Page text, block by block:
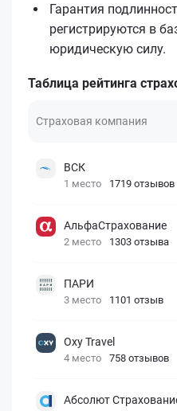
Гарантия
регистрируются в
юридическую силу.
Таблица рейтинга
Страховая компания
ВСК
1 место 1719 отзывов
АльфаСтрахование
2 место 1303 отзыва
ПАРИ
3 место 1101 отзыв
Oxy Travel
4 место 758 отзывов
Абсолют